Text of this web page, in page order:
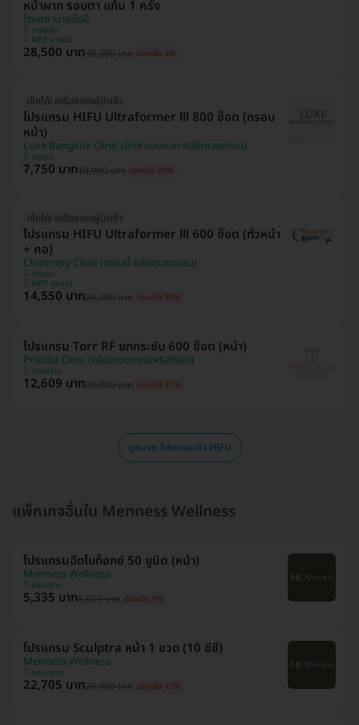
หน้าผาก รอบตา แก้ม 1 ครั้ง
โรงพยาบาลยันฮี
บางพลัด
MRT บางอ้อ
28,500 บาท30,000 บาท ประหยัด 5%
เช็กได้! เครื่องจากผู้นำเข้า
โปรแกรม HIFU Ultraformer lll 800 ช็อต (กรอบ
หน้า)
Luxe Bangkok Clinic (ลักซ์ แบงคอก คลินิกเวชกรรม)
จตุจักร
7,750 บาท10,990 บาท ประหยัด 29%
เช็กได้! เครื่องจากผู้นำเข้า
โปรแกรม HIFU Ultraformer lll 600 ช็อต (ทั่วหน้า
+ คอ)
Charmmy Clinic (ชาร์มมี่ คลินิกเวชกรรม)
บางเขน
MRT มัยลาภ
14,550 บาท24,000 บาท ประหยัด 39%
โปรแกรม Torr RF ยกกระชับ 600 ช็อต (หน้า)
Priscilla Clinic (คลินิกเวชกรรมพริสซิลลา)
ลาดพร้าว
12,609 บาท20,000 บาท ประหยัด 37%
ดูหมวด โปรแกรมทำ HIFU
แพ็กเกจอื่นใน Menness Wellness
โปรแกรมฉีดโบท็อกซ์ 50 ยูนิต (หน้า)
Menness Wellness
คลองสาน
5,335 บาท5,500 บาท ประหยัด 3%
โปรแกรม Sculptra หน้า 1 ขวด (10 ซีซี)
Menness Wellness
คลองสาน
22,705 บาท25,900 บาท ประหยัด 12%